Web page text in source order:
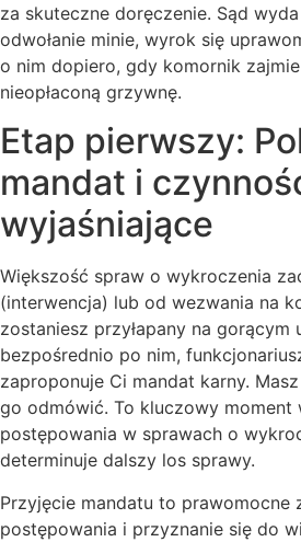
za skuteczne doręczenie. Sąd
odwołanie minie, wyrok się
o nim dopiero, gdy komornik
nieopłaconą grzywnę.
Etap pierwszy:
mandat i
wyjaśniające
Większość spraw o wykroczenia
(interwencja) lub od wezwania na
zostaniesz przyłapany na gorącym
bezpośrednio po nim,
zaproponuje Ci mandat karny.
go odmówić. To kluczowy moment
postępowania w sprawach o
determinuje dalszy los sprawy.
Przyjęcie mandatu to prawomocne
postępowania i przyznanie się do